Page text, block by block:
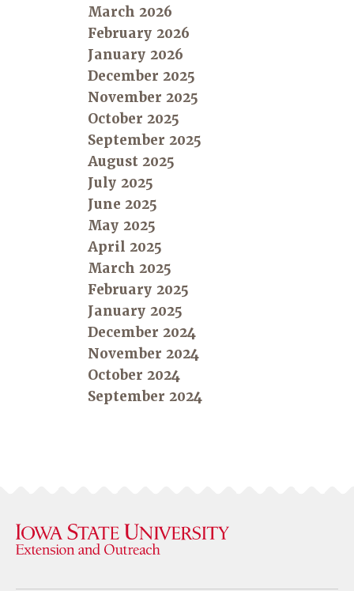
March 2026
February 2026
January 2026
December 2025
November 2025
October 2025
September 2025
August 2025
July 2025
June 2025
May 2025
April 2025
March 2025
February 2025
January 2025
December 2024
November 2024
October 2024
September 2024